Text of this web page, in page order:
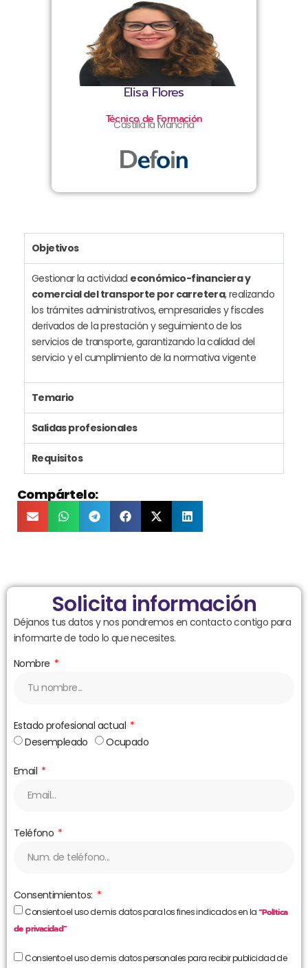
Elisa Flores
Técnico de Formación
Castilla la Mancha
Objetivos
Gestionar la actividad económico-financiera y
comercial del transporte por carretera, realizando
los trámites administrativos, empresariales y fiscales
derivados de la prestación y seguimiento de los
servicios de transporte, garantizando la calidad del
servicio y el cumplimiento de la normativa vigente
Temario
Salidas profesionales
Requisitos
Compártelo:
Solicita información
Déjanos tus datos y nos pondremos en contacto contigo para
informarte de todo lo que necesites.
Nombre
Estado profesional actual
Desempleado
Ocupado
Email
Teléfono
Consentimientos:
Consiento el uso de mis datos para los fines indicados en la“Política
de privacidad”
Consiento el uso de mis datos personales para recibir publicidad de